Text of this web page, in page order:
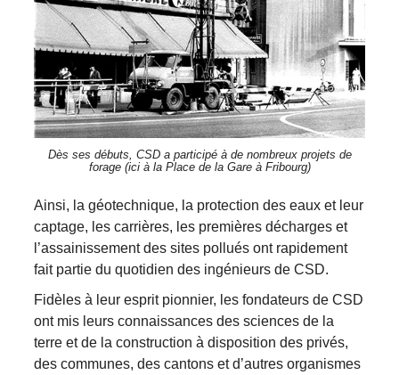
Dès ses débuts, CSD a participé à de nombreux projets de
forage (ici à la Place de la Gare à Fribourg)
Ainsi, la géotechnique, la protection des eaux et leur
captage, les carrières, les premières décharges et
l’assainissement des sites pollués ont rapidement
fait partie du quotidien des ingénieurs de CSD.
Fidèles à leur esprit pionnier, les fondateurs de CSD
ont mis leurs connaissances des sciences de la
terre et de la construction à disposition des privés,
des communes, des cantons et d’autres organismes